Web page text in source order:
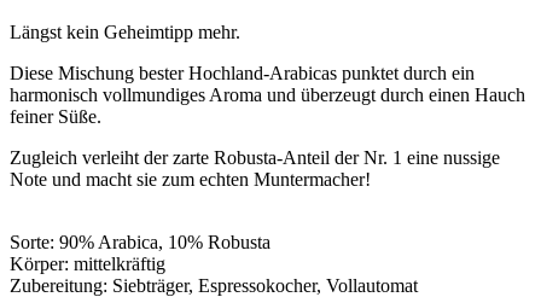
Längst kein Geheimtipp mehr.
Diese Mischung bester Hochland-Arabicas punktet durch ein
harmonisch vollmundiges Aroma und überzeugt durch einen Hauch
feiner Süße.
Zugleich verleiht der zarte Robusta-Anteil der Nr. 1 eine nussige
Note und macht sie zum echten Muntermacher!
Sorte: 90% Arabica, 10% Robusta
Körper: mittelkräftig
Zubereitung: Siebträger, Espressokocher, Vollautomat